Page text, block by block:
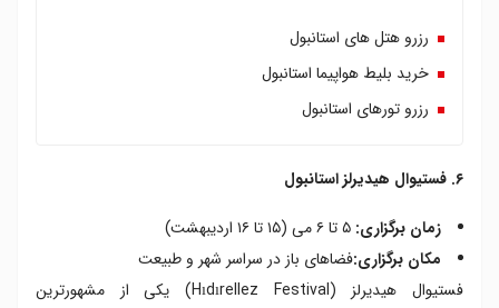
رزرو هتل های استانبول
خرید بلیط هواپیما استانبول
رزرو تورهای استانبول
۶. فستیوال هیدیرلز استانبول
زمان برگزاری:
مکان برگزاری:فضاهای باز در سراسر شهر و طبیعت
فستیوال هیدیرلز (Hıdırellez Festival) یکی از مشهورترین